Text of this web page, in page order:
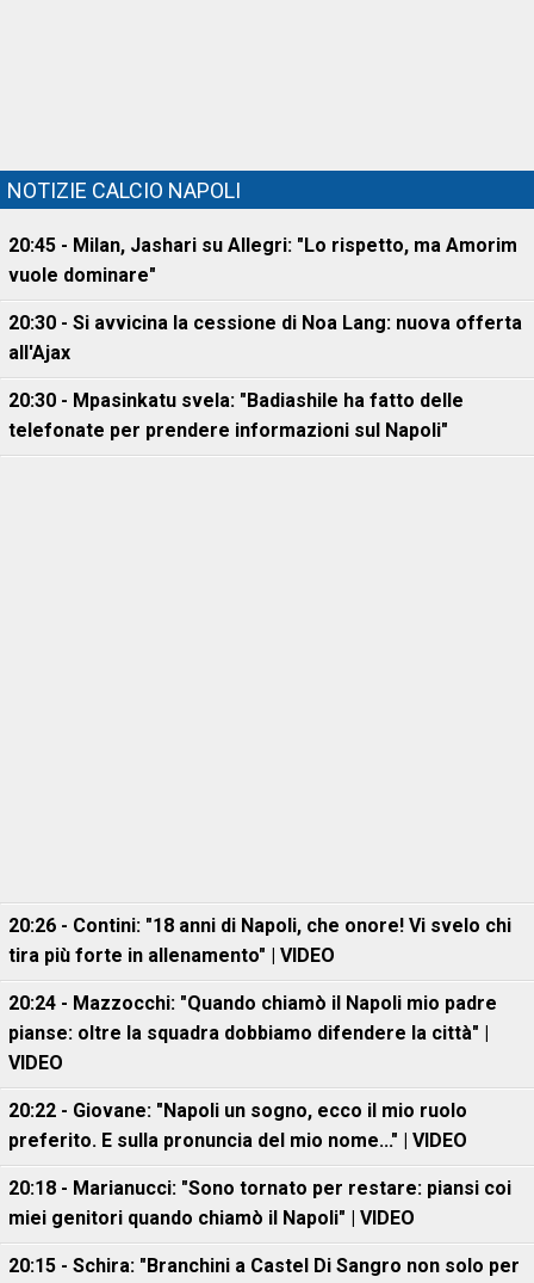
NOTIZIE CALCIO NAPOLI
20:45 - Milan, Jashari su Allegri: "Lo rispetto, ma Amorim
vuole dominare"
20:30 - Si avvicina la cessione di Noa Lang: nuova offerta
all'Ajax
20:30 - Mpasinkatu svela: "Badiashile ha fatto delle
telefonate per prendere informazioni sul Napoli"
20:26 - Contini: "18 anni di Napoli, che onore! Vi svelo chi
tira più forte in allenamento" | VIDEO
20:24 - Mazzocchi: "Quando chiamò il Napoli mio padre
pianse: oltre la squadra dobbiamo difendere la città" |
VIDEO
20:22 - Giovane: "Napoli un sogno, ecco il mio ruolo
preferito. E sulla pronuncia del mio nome..." | VIDEO
20:18 - Marianucci: "Sono tornato per restare: piansi coi
miei genitori quando chiamò il Napoli" | VIDEO
20:15 - Schira: "Branchini a Castel Di Sangro non solo per